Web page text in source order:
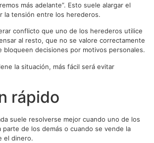
más adelante”. Esto suele alargar el
la tensión entre los herederos.
conflicto que uno de los herederos utilice
al resto, que no se valore correctamente
bloqueen decisiones por motivos personales.
la situación, más fácil será evitar
rápido
suele resolverse mejor cuando uno de los
parte de los demás o cuando se vende la
el dinero.